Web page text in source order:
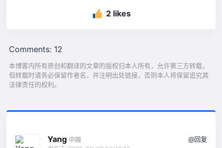
2 likes
Comments: 12
本博客内所有原创和翻译的文章的版权归本人所有，允许第三方转载，
但转载时请务必保留作者名，并注明出处链接，否则本人将保留追究其
法律责任的权利。
Yang·中国
@回复